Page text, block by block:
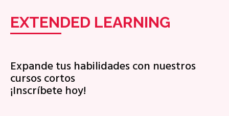
EXTENDED LEARNING
Expande tus habilidades con nuestros
cursos cortos
¡Inscríbete hoy!